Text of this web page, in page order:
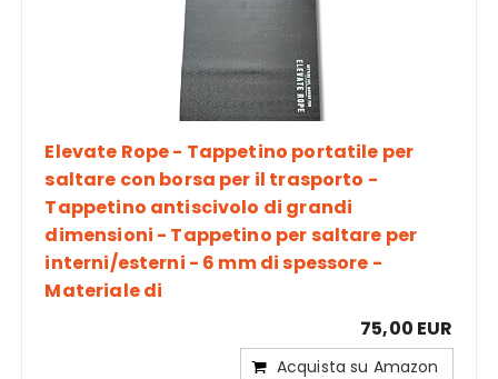
Elevate Rope - Tappetino portatile per
saltare con borsa per il trasporto -
Tappetino antiscivolo di grandi
dimensioni - Tappetino per saltare per
interni/esterni - 6 mm di spessore -
Materiale di
75,00 EUR
Acquista su Amazon